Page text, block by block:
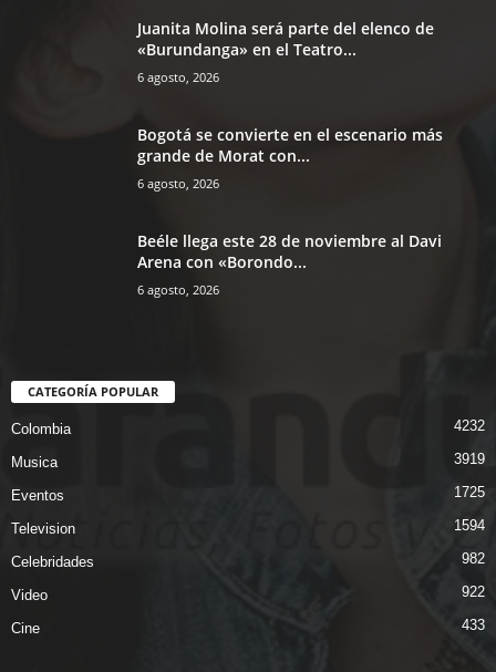
Juanita Molina será parte del elenco de
«Burundanga» en el Teatro...
6 agosto, 2026
Bogotá se convierte en el escenario más
grande de Morat con...
6 agosto, 2026
Beéle llega este 28 de noviembre al Davi
Arena con «Borondo...
6 agosto, 2026
CATEGORÍA POPULAR
Colombia 4232
Musica 3919
Eventos 1725
Television 1594
Celebridades 982
Video 922
Cine 433